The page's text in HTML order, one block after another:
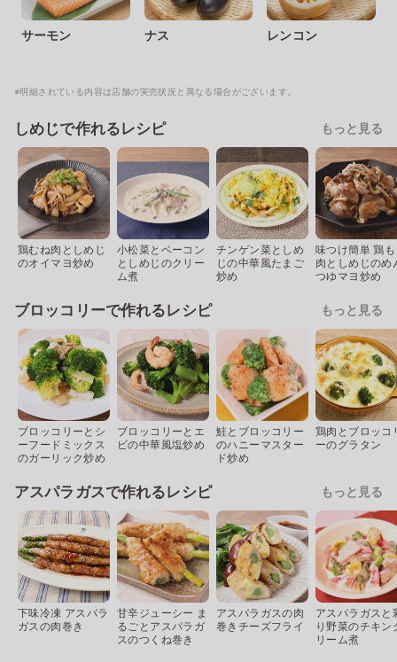
サーモン ナス レンコン
※明細されている内容は店舗の実売状況と異なる場合がございます。
しめじで作れるレシピ もっと見る
鶏むね肉としめじ
のオイマヨ炒め
小松菜とベーコン
としめじのクリー
ム煮
チンゲン菜としめ
じの中華風たまご
炒め
味つけ簡単 鶏
肉としめじのめ
つゆマヨ炒め
ブロッコリーで作れるレシピ もっと見る
ブロッコリーとシ
ーフードミックス
のガーリック炒め
ブロッコリーとエ
ビの中華風塩炒め
鮭とブロッコリー
のハニーマスター
ド炒め
鶏肉とブロッコ
ーのグラタン
アスパラガスで作れるレシピ もっと見る
下味冷凍 アスパラ
ガスの肉巻き
甘辛ジューシー ま
るごとアスパラガ
スのつくね巻き
アスパラガスの肉
巻きチーズフライ
アスパラガスと
り野菜のチキン
リーム煮